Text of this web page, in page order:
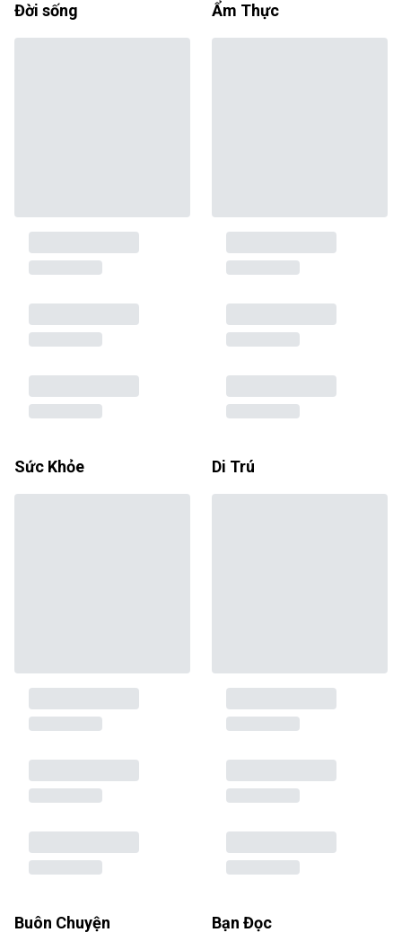
Đời sống Ẩm Thực
Sức Khỏe Di Trú
Buôn Chuyện Bạn Đọc